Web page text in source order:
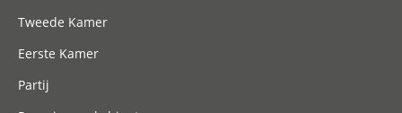
Tweede Kamer
Eerste Kamer
Partij